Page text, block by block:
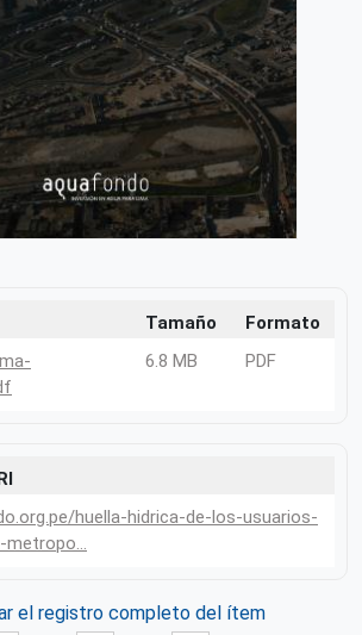
Tamaño
Formato
6.8 MB PDF
huella-hidrica-de-los-usuarios-
metropo…
el registro completo del ítem